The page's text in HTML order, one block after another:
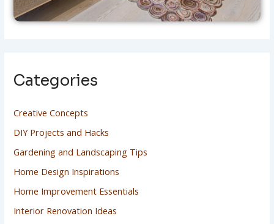
Categories
Creative Concepts
DIY Projects and Hacks
Gardening and Landscaping Tips
Home Design Inspirations
Home Improvement Essentials
Interior Renovation Ideas